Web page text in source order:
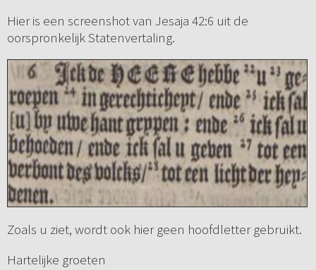
Hier is een screenshot van Jesaja 42:6 uit de
oorspronkelijk Statenvertaling.
Zoals u ziet, wordt ook hier geen hoofdletter gebruikt.
Hartelijke groeten